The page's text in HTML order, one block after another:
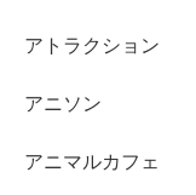
アトラクション
アニソン
アニマルカフェ